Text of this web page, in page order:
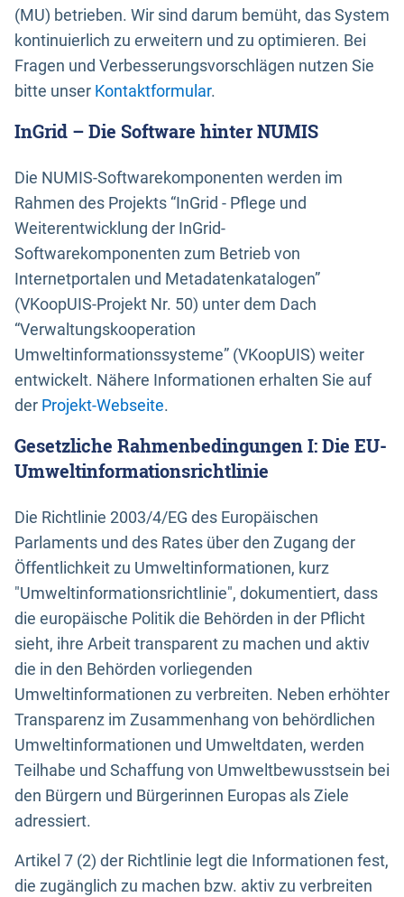
(MU) betrieben. Wir sind darum bemüht, das System
kontinuierlich zu erweitern und zu optimieren. Bei
Fragen und Verbesserungsvorschlägen nutzen Sie
bitte unser Kontaktformular.
InGrid – Die Software hinter NUMIS
Die NUMIS-Softwarekomponenten werden im
Rahmen des Projekts “InGrid - Pflege und
Weiterentwicklung der InGrid-
Softwarekomponenten zum Betrieb von
Internetportalen und Metadatenkatalogen”
(VKoopUIS-Projekt Nr. 50) unter dem Dach
“Verwaltungskooperation
Umweltinformationssysteme” (VKoopUIS) weiter
entwickelt. Nähere Informationen erhalten Sie auf
der Projekt-Webseite.
Gesetzliche Rahmenbedingungen I: Die EU-
Umweltinformationsrichtlinie
Die Richtlinie 2003/4/EG des Europäischen
Parlaments und des Rates über den Zugang der
Öffentlichkeit zu Umweltinformationen, kurz
"Umweltinformationsrichtlinie", dokumentiert, dass
die europäische Politik die Behörden in der Pflicht
sieht, ihre Arbeit transparent zu machen und aktiv
die in den Behörden vorliegenden
Umweltinformationen zu verbreiten. Neben erhöhter
Transparenz im Zusammenhang von behördlichen
Umweltinformationen und Umweltdaten, werden
Teilhabe und Schaffung von Umweltbewusstsein bei
den Bürgern und Bürgerinnen Europas als Ziele
adressiert.
Artikel 7 (2) der Richtlinie legt die Informationen fest,
die zugänglich zu machen bzw. aktiv zu verbreiten